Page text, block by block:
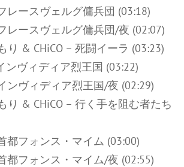
レースヴェルグ傭兵団 (03:18)
レースヴェルグ傭兵団/夜 (02:07)
り & CHiCO – 死闘イーラ (03:23)
ンヴィディア烈王国 (03:22)
ンヴィディア烈王国/夜 (02:29)
り & CHiCO – 行く手を阻む者たち
都フォンス・マイム (03:00)
都フォンス・マイム/夜 (02:55)